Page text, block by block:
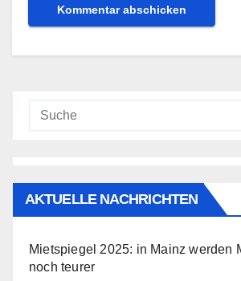
AKTUELLE NACHRICHTEN
Mietspiegel 2025: in Mainz werden
noch teurer